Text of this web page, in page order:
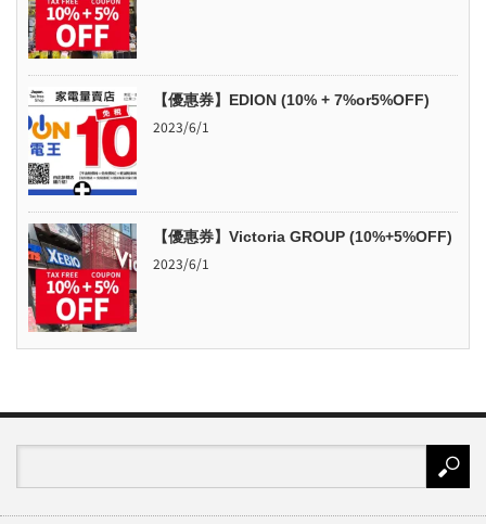
【優惠券】EDION (10% + 7%or5%OFF)
2023/6/1
【優惠券】Victoria GROUP (10%+5%OFF)
2023/6/1